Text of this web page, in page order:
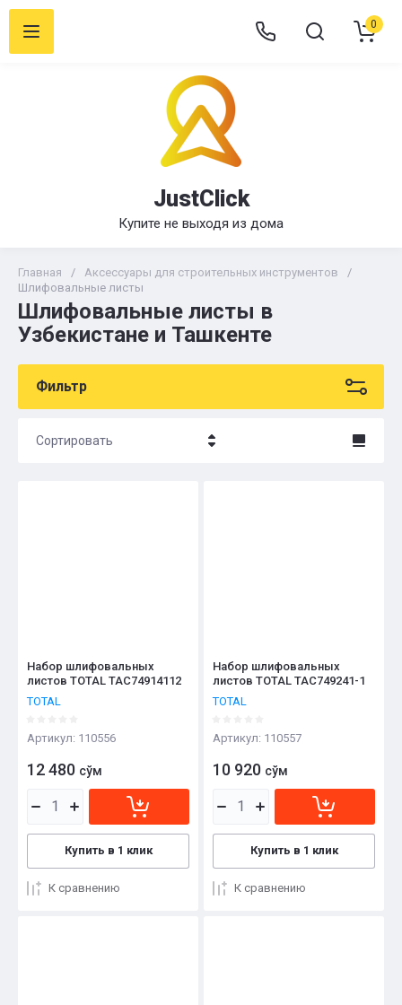
JustClick
Купите не выходя из дома
0
Главная / Аксессуары для строительных инструментов
/
Шлифовальные листы
Шлифовальные листы в
Узбекистане и Ташкенте
Фильтр
Сортировать
Набор шлифовальных
листов TOTAL TAC74914112
TOTAL
Артикул: 110556
12 480 сўм
Купить в 1 клик
К сравнению
Набор шлифовальных
листов TOTAL TAC749241-1
TOTAL
Артикул: 110557
10 920 сўм
Купить в 1 клик
К сравнению